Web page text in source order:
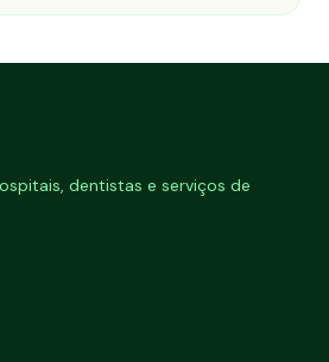
dentistas e serviços de